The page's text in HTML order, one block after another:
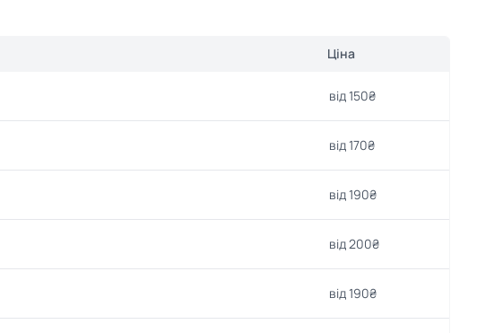
Ціна
від 150₴
від 170₴
від 190₴
від 200₴
від 190₴